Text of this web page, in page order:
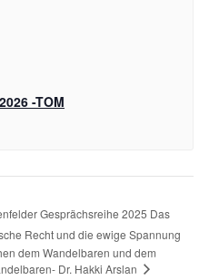
-TOM
Gesprächsreihe 2025 Das
Recht und die ewige Spannung
dem Wandelbaren und dem
Dr. Hakki Arslan